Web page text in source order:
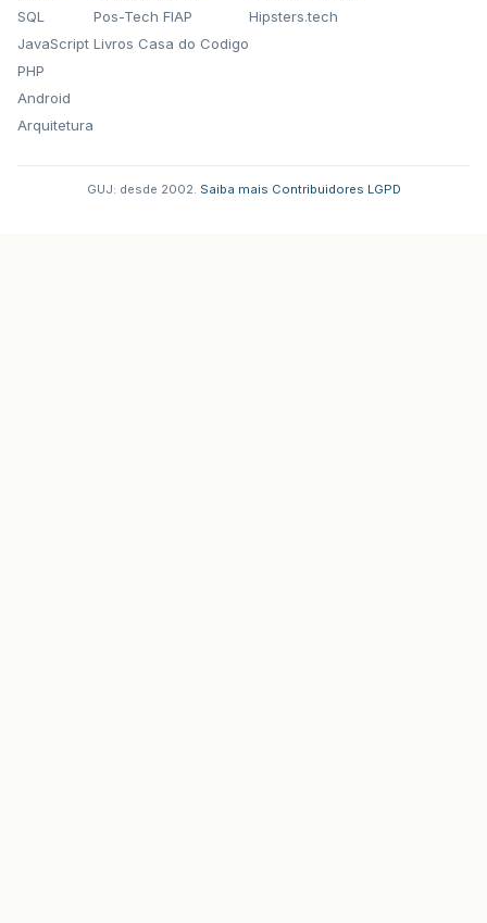
SQL
JavaScript
PHP
Android
Arquitetura
Pos-Tech FIAP
Livros Casa do Codigo
Hipsters.tech
GUJ: desde 2002. Saiba mais Contribuidores LGPD